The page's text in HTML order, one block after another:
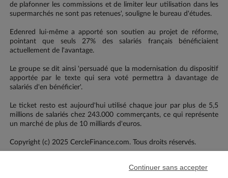
de plafonner les commissions et de limiter leur utilisation dans les
supermarchés ne sont pas retenues', souligne le bureau d'études.
Edenred lui-même a apporté son soutien au projet de réforme,
pointant que seuls 27% des salariés français bénéficiaient
actuellement de l'avantage.
Le groupe se dit ainsi 'persuadé que la modernisation du dispositif
apportée par le texte qui sera voté permettra à davantage de
salariés d'en bénéficier'.
Le ticket resto est aujourd'hui utilisé chaque jour par plus de 5,5
millions de salariés chez 243.000 commerçants, ce qui représente
un marché de plus de 10 milliards d'euros.
Copyright (c) 2025 CercleFinance.com. Tous droits réservés.
Continuer sans accepter